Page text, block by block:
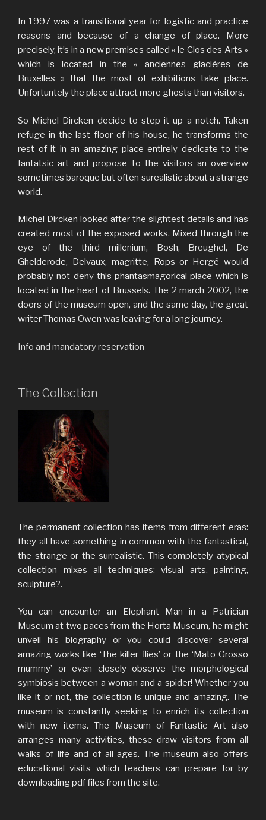
In 1997 was a transitional year for logistic and practice
reasons and because of a change of place. More
precisely, it’s in a new premises called « le Clos des Arts »
which is located in the « anciennes glacières de
Bruxelles » that the most of exhibitions take place.
Unfortuntely the place attract more ghosts than visitors.
So Michel Dircken decide to step it up a notch. Taken
refuge in the last floor of his house, he transforms the
rest of it in an amazing place entirely dedicate to the
fantatsic art and propose to the visitors an overview
sometimes baroque but often surealistic about a strange
world.
Michel Dircken looked after the slightest details and has
created most of the exposed works. Mixed through the
eye of the third millenium, Bosh, Breughel, De
Ghelderode, Delvaux, magritte, Rops or Hergé would
probably not deny this phantasmagorical place which is
located in the heart of Brussels. The 2 march 2002, the
doors of the museum open, and the same day, the great
writer Thomas Owen was leaving for a long journey.
Info and mandatory reservation
The Collection
The permanent collection has items from different eras:
they all have something in common with the fantastical,
the strange or the surrealistic. This completely atypical
collection mixes all techniques: visual arts, painting,
sculpture?.
You can encounter an Elephant Man in a Patrician
Museum at two paces from the Horta Museum, he might
unveil his biography or you could discover several
amazing works like ‘The killer flies’ or the ‘Mato Grosso
mummy’ or even closely observe the morphological
symbiosis between a woman and a spider! Whether you
like it or not, the collection is unique and amazing. The
museum is constantly seeking to enrich its collection
with new items. The Museum of Fantastic Art also
arranges many activities, these draw visitors from all
walks of life and of all ages. The museum also offers
educational visits which teachers can prepare for by
downloading pdf files from the site.